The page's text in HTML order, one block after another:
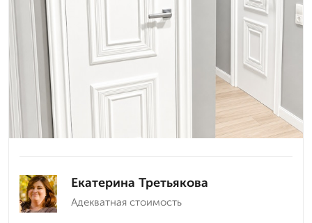
Екатерина Третьякова
Адекватная стоимость